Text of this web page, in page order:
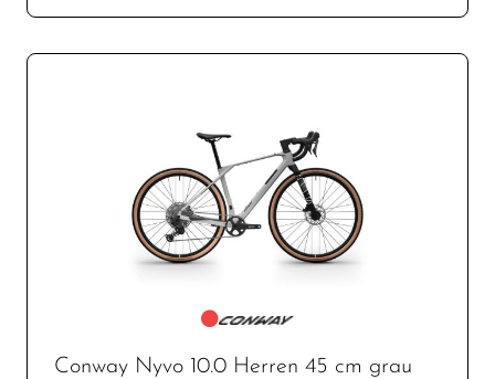
Conway Nyvo 10.0 Herren 45 cm grau